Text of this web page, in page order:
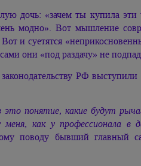
дочь: «зачем ты купила
модно». Вот мышление
и суетятся
они «под раздачу» не
РФ
понятие, какие будут
как у профессионала в
поводу бывший главный